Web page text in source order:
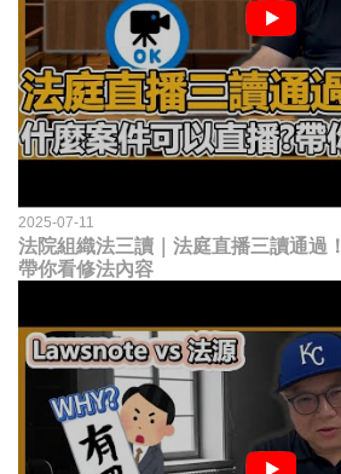
2025-07-11
法院組織法三讀｜法庭直播三讀通過
帶你看修法內容